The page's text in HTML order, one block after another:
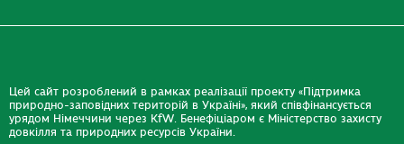
Цей сайт розроблений в рамках реалізації проекту «Підтримка
природно-заповідних територій в Україні», який співфінансується
урядом Німеччини через KfW. Бенефіціаром є Міністерство захисту
довкілля та природних ресурсів України.